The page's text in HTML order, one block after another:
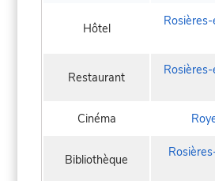
Hôtel
Restaurant
Cinéma
Bibliothèque